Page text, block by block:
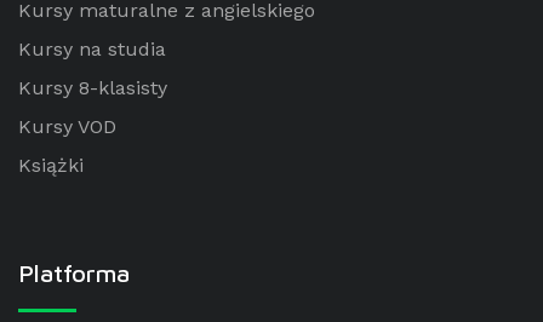
Kursy maturalne z angielskiego
Kursy na studia
Kursy 8-klasisty
Kursy VOD
Książki
Platforma